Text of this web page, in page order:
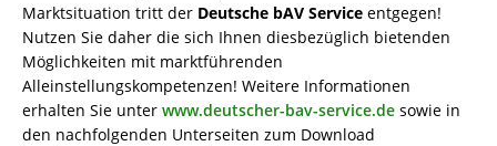
Marktsituation tritt der Deutsche bAV Service entgegen!
Nutzen Sie daher die sich Ihnen diesbezüglich bietenden
Möglichkeiten mit marktführenden
Alleinstellungskompetenzen! Weitere Informationen
erhalten Sie unter www.deutscher-bav-service.de sowie in
den nachfolgenden Unterseiten zum Download